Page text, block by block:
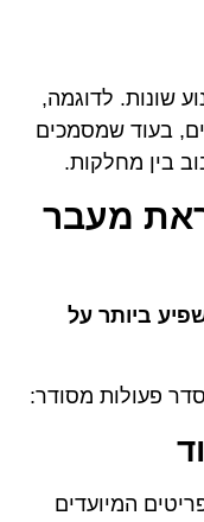
שונות. לדוגמה,
בעוד שמסמכים
בין מחלקות.
מעבר
ביותר על
פעולות מסודר:
המיועדים